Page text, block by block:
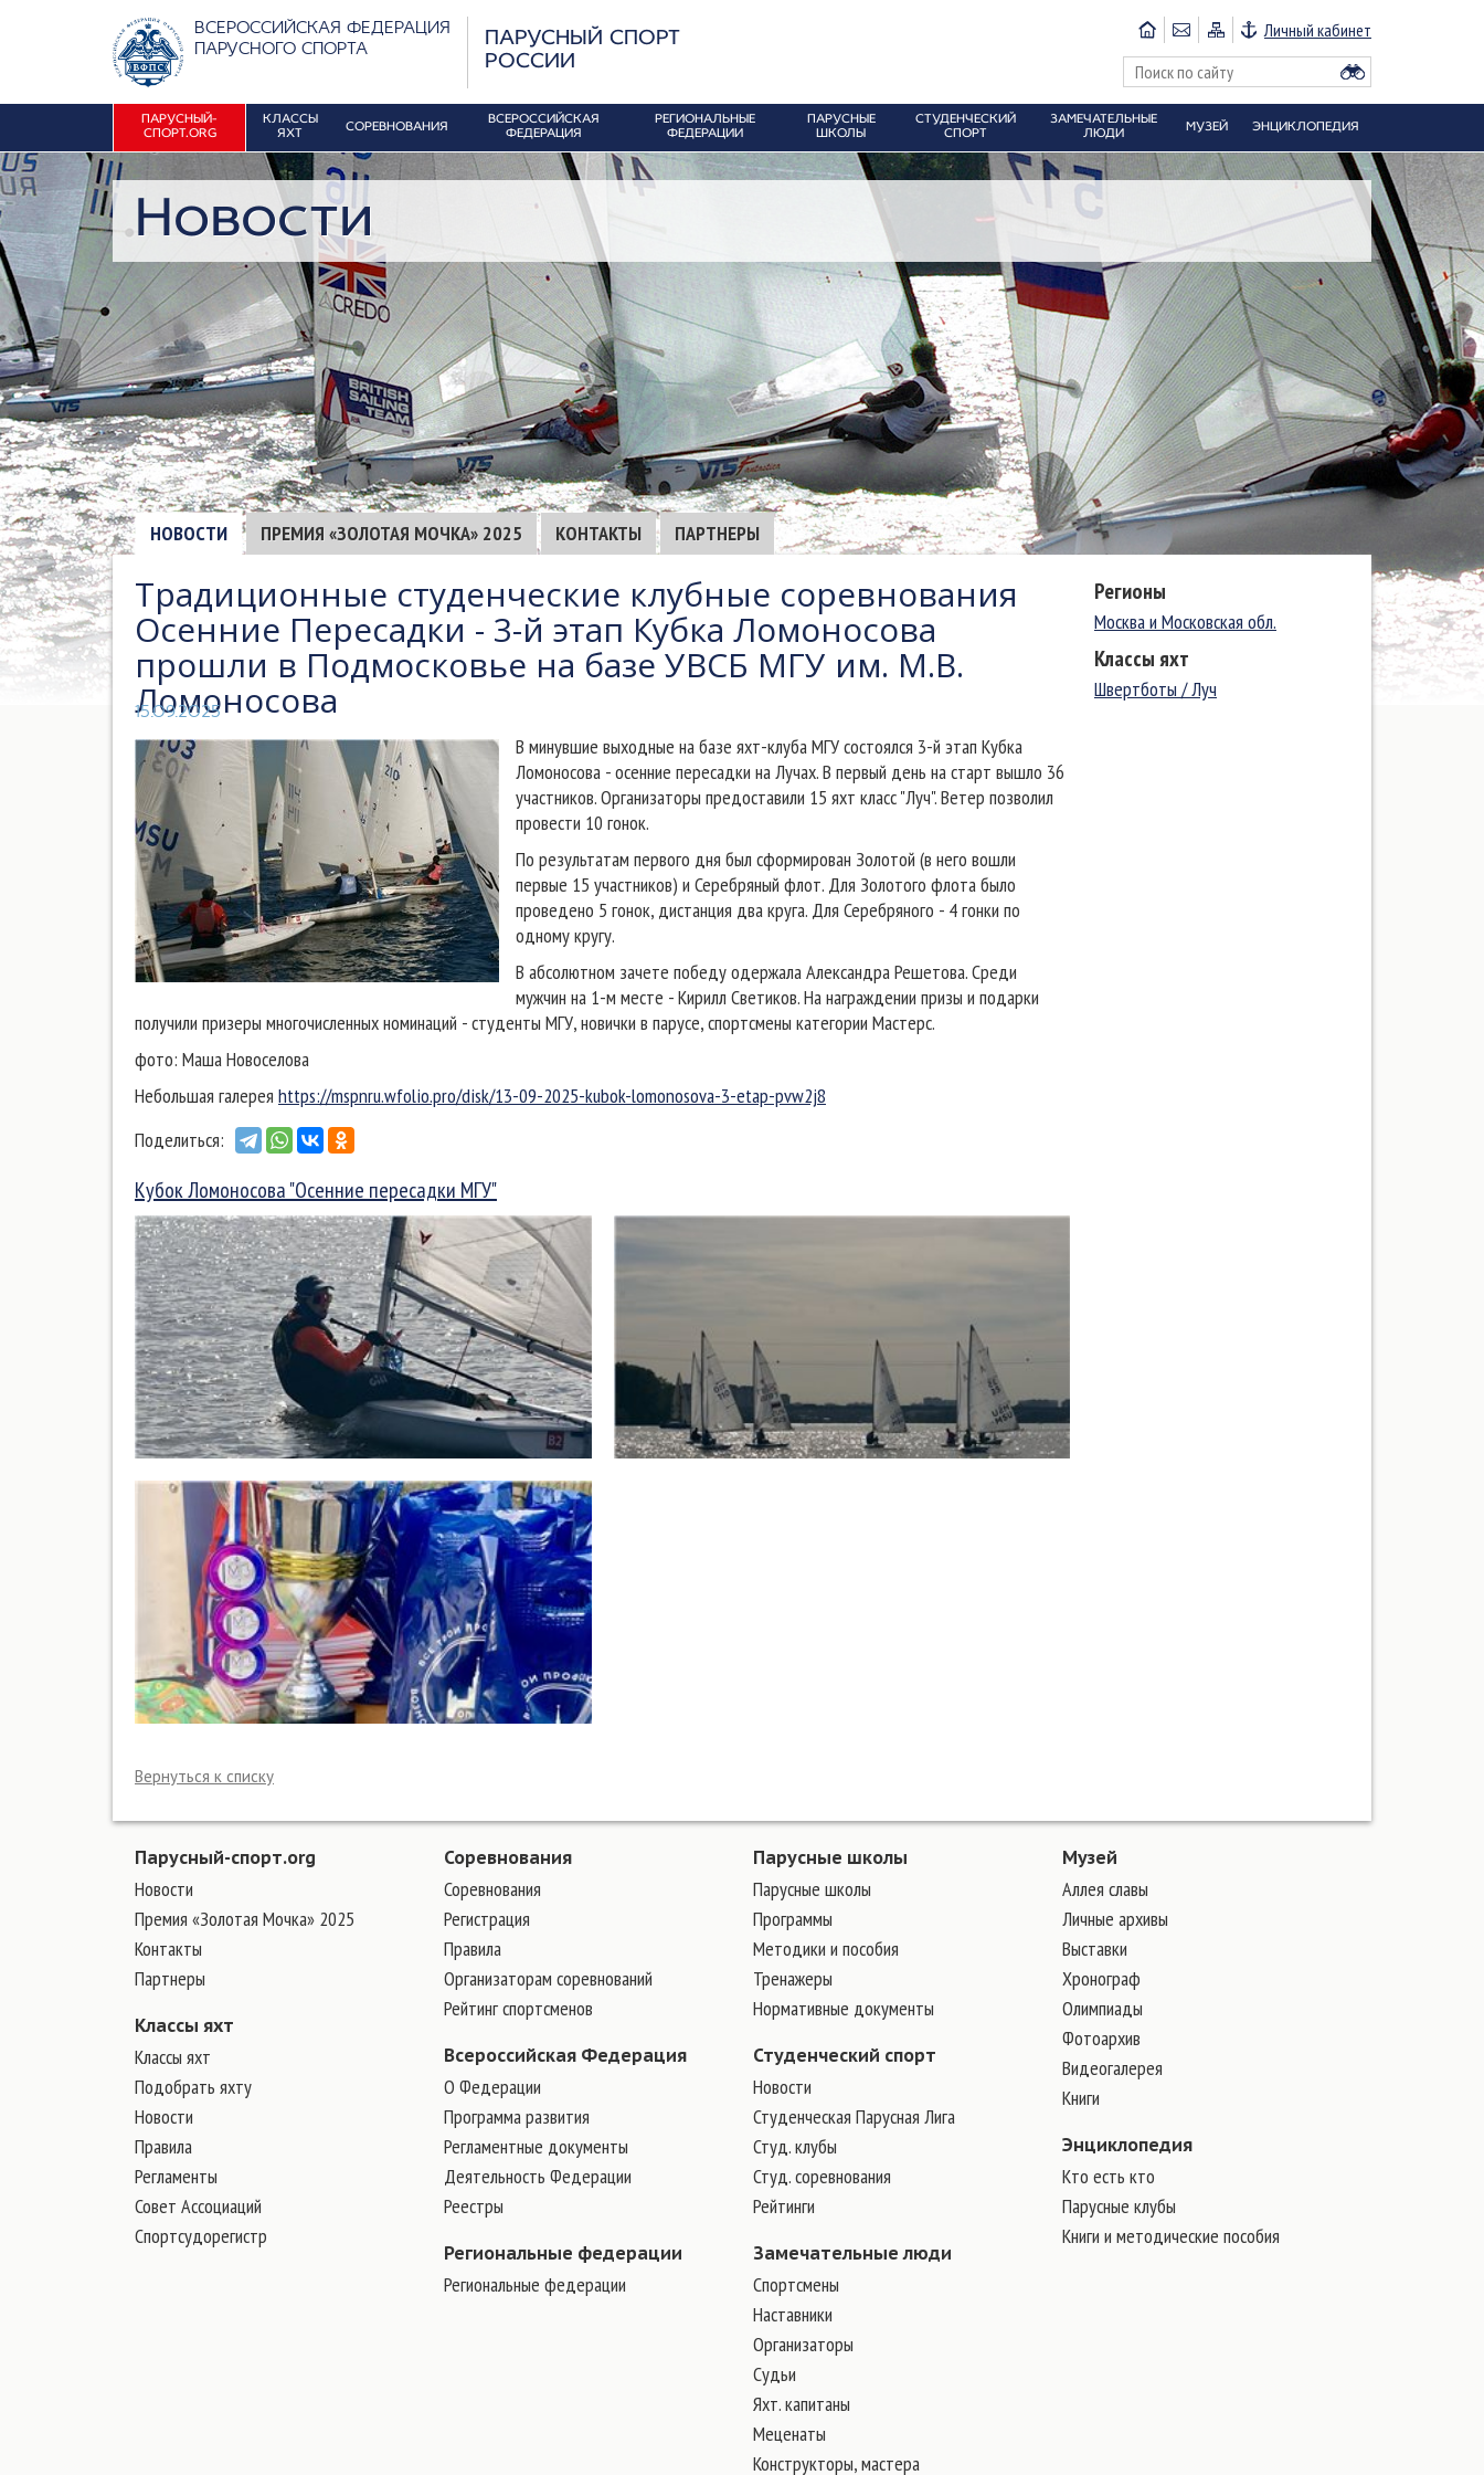
ВСЕРОССИЙСКАЯ ФЕДЕРАЦИЯ
ПАРУСНОГО СПОРТА
ПАРУСНЫЙ СПОРТ
РОССИИ
Личный кабинет
ПАРУСНЫЙ-
СПОРТ.ORG
КЛАССЫ
ЯХТ
СОРЕВНОВАНИЯ
ВСЕРОССИЙСКАЯ
ФЕДЕРАЦИЯ
РЕГИОНАЛЬНЫЕ
ФЕДЕРАЦИИ
ПАРУСНЫЕ
ШКОЛЫ
СТУДЕНЧЕСКИЙ
СПОРТ
ЗАМЕЧАТЕЛЬНЫЕ
ЛЮДИ
МУЗЕЙ ЭНЦИКЛОПЕДИЯ
Новости
НОВОСТИ ПРЕМИЯ «ЗОЛОТАЯ МОЧКА» 2025 КОНТАКТЫ ПАРТНЕРЫ
Традиционные студенческие клубные соревнования
Осенние Пересадки - 3-й этап Кубка Ломоносова
прошли в Подмосковье на базе УВСБ МГУ им. М.В.
Ломоносова
15.09.2025
В минувшие выходные на базе яхт-клуба МГУ состоялся 3-й этап Кубка
Ломоносова - осенние пересадки на Лучах. В первый день на старт вышло 36
участников. Организаторы предоставили 15 яхт класс "Луч". Ветер позволил
провести 10 гонок.
По результатам первого дня был сформирован Золотой (в него вошли
первые 15 участников) и Серебряный флот. Для Золотого флота было
проведено 5 гонок, дистанция два круга. Для Серебряного - 4 гонки по
одному кругу.
В абсолютном зачете победу одержала Александра Решетова. Среди
мужчин на 1-м месте - Кирилл Светиков. На награждении призы и подарки
получили призеры многочисленных номинаций - студенты МГУ, новички в парусе, спортсмены категории Мастерс.
фото: Маша Новоселова
Небольшая галерея https://mspnru.wfolio.pro/disk/13-09-2025-kubok-lomonosova-3-etap-pvw2j8
Поделиться:
Кубок Ломоносова "Осенние пересадки МГУ"
Вернуться к списку
Регионы
Москва и Московская обл.
Классы яхт
Швертботы / Луч
Парусный-спорт.org
Новости
Премия «Золотая Мочка» 2025
Контакты
Партнеры
Классы яхт
Классы яхт
Подобрать яхту
Новости
Правила
Регламенты
Совет Ассоциаций
Спортсудорегистр
Соревнования
Соревнования
Регистрация
Правила
Организаторам соревнований
Рейтинг спортсменов
Всероссийская Федерация
О Федерации
Программа развития
Регламентные документы
Деятельность Федерации
Реестры
Региональные федерации
Региональные федерации
Парусные школы
Парусные школы
Программы
Методики и пособия
Тренажеры
Нормативные документы
Студенческий спорт
Новости
Студенческая Парусная Лига
Студ. клубы
Студ. соревнования
Рейтинги
Замечательные люди
Cпортсмены
Наставники
Организаторы
Судьи
Яхт. капитаны
Меценаты
Конструкторы, мастера
Музей
Аллея славы
Личные архивы
Выставки
Хронограф
Олимпиады
Фотоархив
Видеогалерея
Книги
Энциклопедия
Кто есть кто
Парусные клубы
Книги и методические пособия